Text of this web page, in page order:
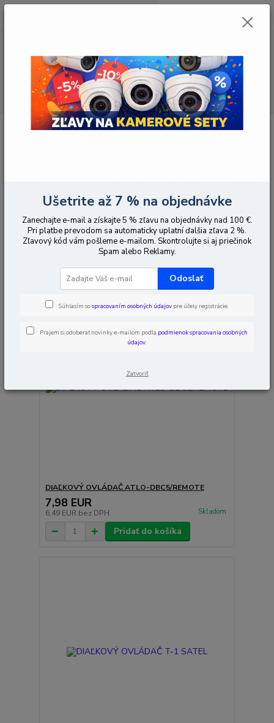
Menu
Hľadať
0,00 EUR
Poplachy vniknutia Rádiové kľúčenky a ovládače
Najnovšie Najlacnejšie Najdrahšie
Zobrazujem 1-17 z 17
strana
DIAĽKOVÝ OVLÁDAČ ATLO-DBC5/REMOTE
7,98 EUR
6,49 EUR bez DPH Skladom
Pridať do košíka
Ušetrite až 7 % na objednávke
Zanechajte e-mail a získajte 5 % zľavu na objednávky nad 100 €.
Pri platbe prevodom sa automaticky uplatní ďalšia zľava 2 %.
Zľavový kód vám pošleme e-mailom. Skontrolujte si aj priečinok
Spam alebo Reklamy.
Odoslať
Súhlasím sospracovaním osobných údajov pre účely registrácie.
Prajem si odoberať novinky e-mailom podľa podmienok spracovania osobných
údajov.
Zatvoriť